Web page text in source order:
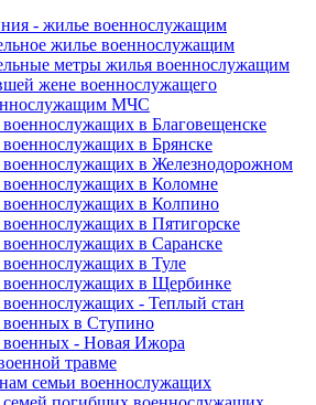
- жилье военнослужащим
жилье военнослужащим
метры жилья военнослужащим
жене военнослужащего
МЧС
в Благовещенске
в Брянске
в Железнодорожном
в Коломне
в Колпино
в Пятигорске
в Саранске
в Туле
в Щербинке
- Теплый стан
в Ступино
- Новая Ижора
травме
семьи военнослужащих